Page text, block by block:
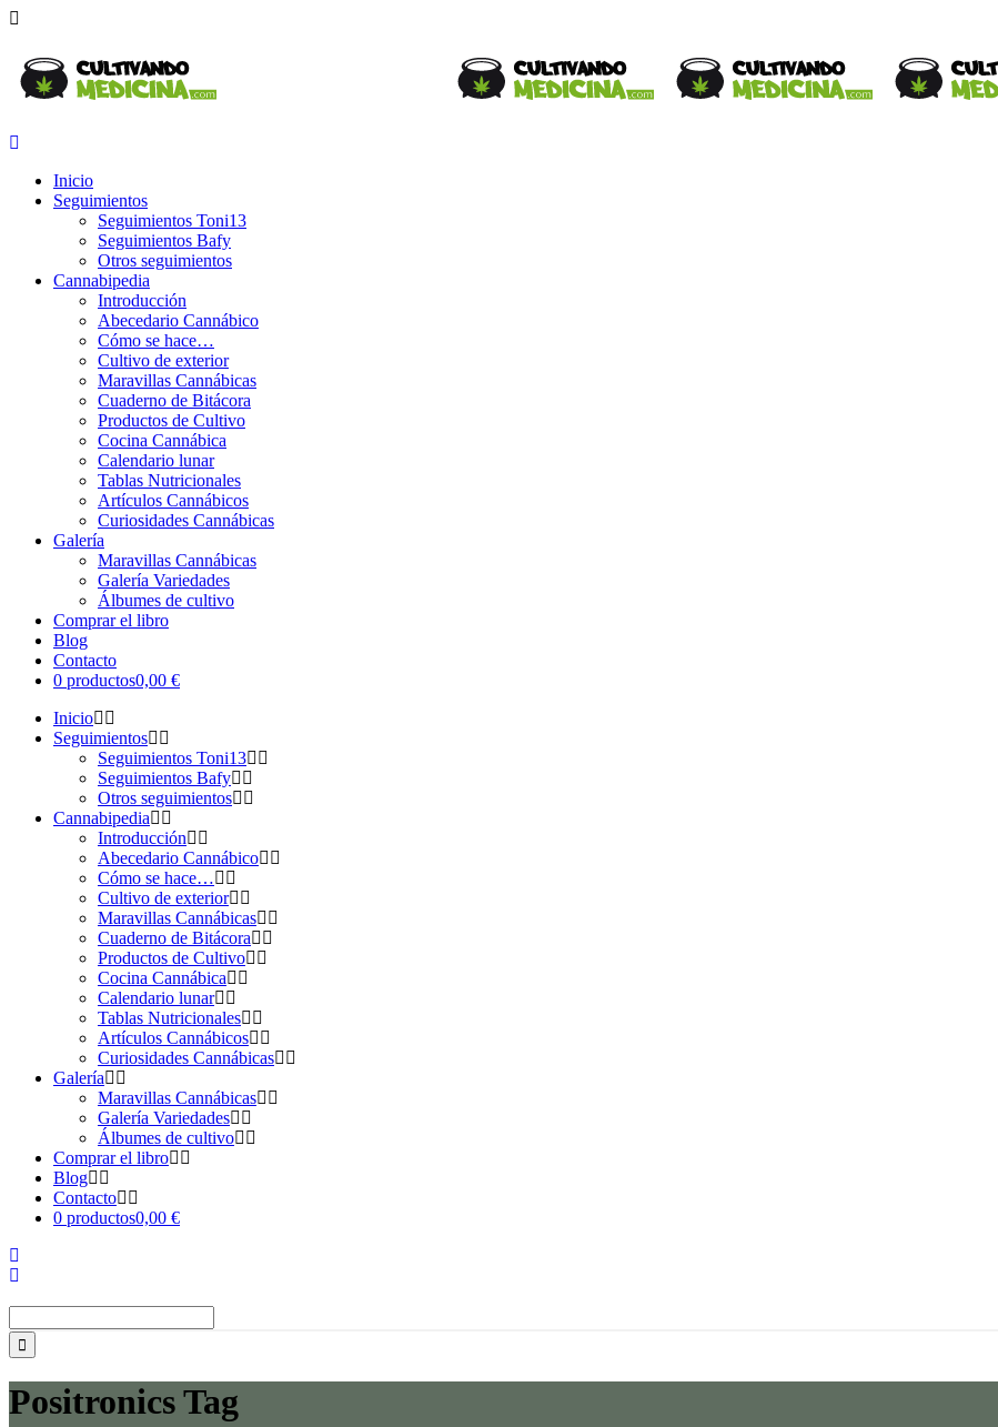
Inicio
Seguimientos
Seguimientos Toni13
Seguimientos Bafy
Otros seguimientos
Cannabipedia
Introducción
Abecedario Cannábico
Cómo se hace…
Cultivo de exterior
Maravillas Cannábicas
Cuaderno de Bitácora
Productos de Cultivo
Cocina Cannábica
Calendario lunar
Tablas Nutricionales
Artículos Cannábicos
Curiosidades Cannábicas
Galería
Maravillas Cannábicas
Galería Variedades
Álbumes de cultivo
Comprar el libro
Blog
Contacto
0 productos0,00 €
Inicio
Seguimientos
Seguimientos Toni13
Seguimientos Bafy
Otros seguimientos
Cannabipedia
Introducción
Abecedario Cannábico
Cómo se hace…
Cultivo de exterior
Maravillas Cannábicas
Cuaderno de Bitácora
Productos de Cultivo
Cocina Cannábica
Calendario lunar
Tablas Nutricionales
Artículos Cannábicos
Curiosidades Cannábicas
Galería
Maravillas Cannábicas
Galería Variedades
Álbumes de cultivo
Comprar el libro
Blog
Contacto
0 productos0,00 €
Positronics Tag